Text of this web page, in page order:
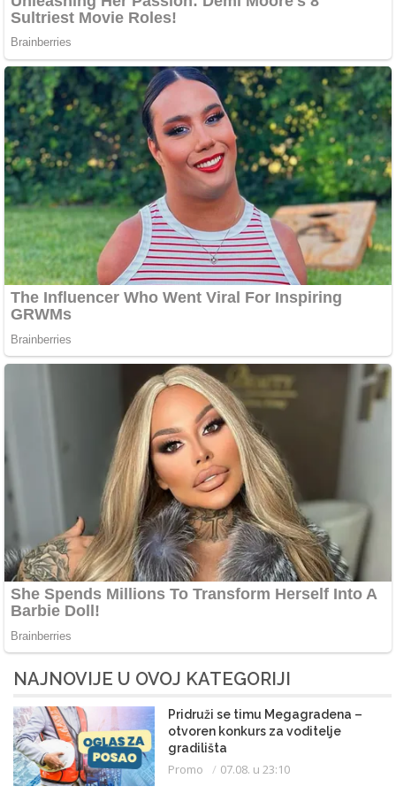
NAJNOVIJE U OVOJ KATEGORIJI
Pridruži se timu Megagradena –
otvoren konkurs za voditelje
gradilišta
Promo 07.08. u 23:10